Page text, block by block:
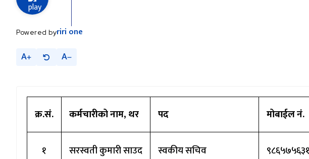
Powered byriri one
A A
क्र.सं. कर्मचारीको नाम, थर पद मोबाईल नं.
१ सरस्वती कुमारी साउद स्वकीय सचिव